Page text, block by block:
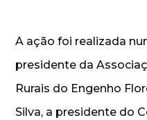
A ação foi realizada
presidente da
Rurais do Engenho
Silva, a presidente do